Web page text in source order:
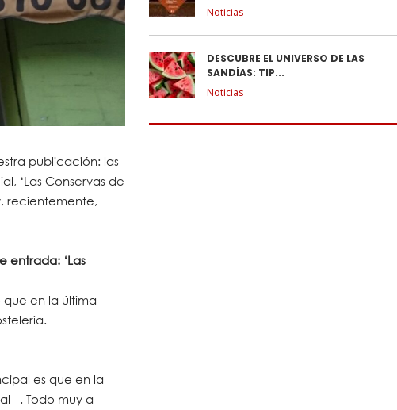
publicación: las
‘Las Conservas de
recientemente,
entrada: ‘Las
en la última
es que en la
–. Todo muy a
Noticias
DESCUBRE EL UNIVERSO DE LAS
SANDÍAS: TIP...
Noticias